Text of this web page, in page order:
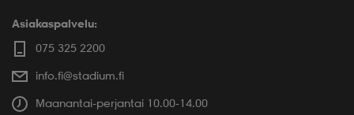
Asiakaspalvelu:
075 325 2200
info.fi@stadium.fi
Maanantai-perjantai 10.00-14.00